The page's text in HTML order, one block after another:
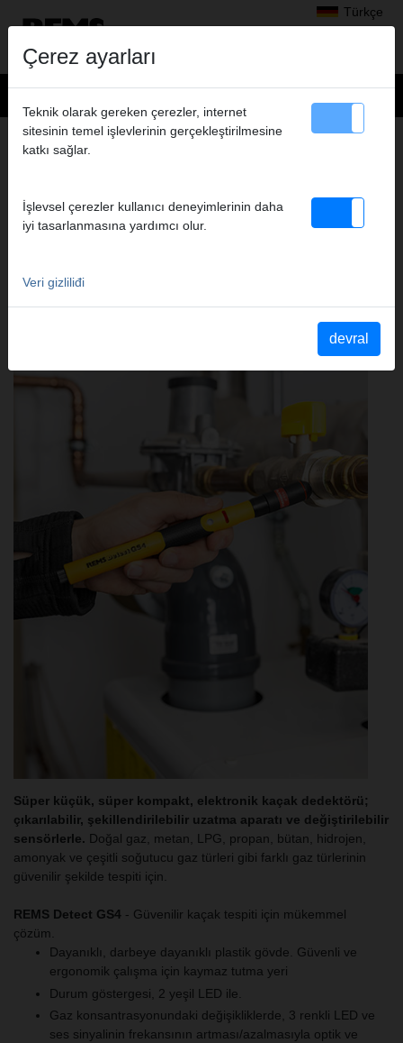
Türkçe
Ürünler>
Kontrol Etmek, Temizlemek, Dezenfekte Etmek, Korumak, Durulamak,
REMS DETECT GS4
Süper küçük, süper kompakt, elektronik kaçak dedektörü;
çıkarılabilir, şekillendirilebilir uzatma aparatı ve değiştirilebilir
sensörlerle. Doğal gaz, metan, LPG, propan, bütan, hidrojen,
amonyak ve çeşitli soğutucu gaz türleri gibi farklı gaz türlerinin
güvenilir şekilde tespiti için.
REMS Detect GS4 - Güvenilir kaçak tespiti için mükemmel
çözüm.
Dayanıklı, darbeye dayanıklı plastik gövde. Güvenli ve
ergonomik çalışma için kaymaz tutma yeri
Durum göstergesi, 2 yeşil LED ile.
Gaz konsantrasyonundaki değişikliklerde, 3 renkli LED ve
ses sinyalinin frekansının artması/azalmasıyla optik ve
Çerez ayarları
Teknik olarak gereken çerezler, internet
sitesinin temel işlevlerinin gerçekleştirilmesine
katkı sağlar.
İşlevsel çerezler kullanıcı deneyimlerinin daha
iyi tasarlanmasına yardımcı olur.
Veri gizliliđi
devral